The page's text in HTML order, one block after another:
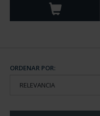
ORDENAR POR: